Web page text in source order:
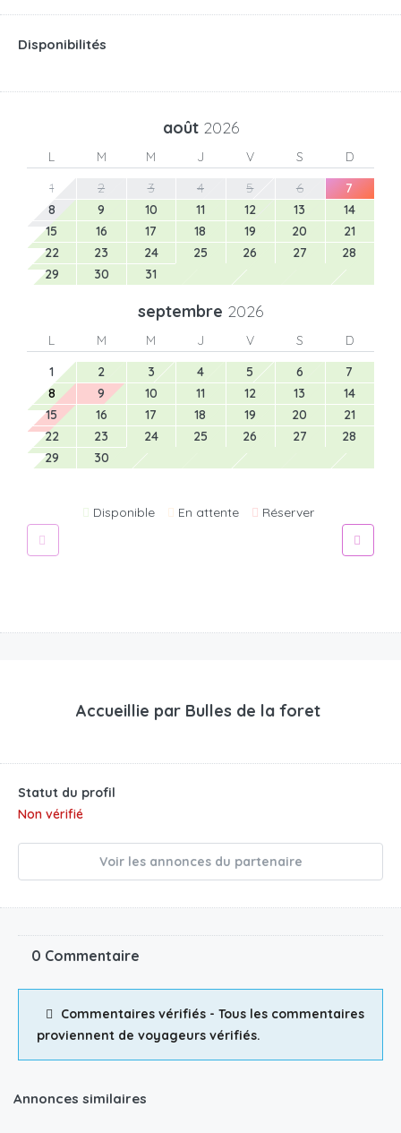
Disponibilités
août 2026
L M M J V S
D
1
2 3 4 5 6
7
8
9 10 11 12 13
14
15
16 17 18 19 20
21
22
23 24 25 26 27
28
29
30 31
septembre 2026
L M M J V S
D
1
2 3 4 5 6
7
8
9 10 11 12 13
14
15
16 17 18 19 20
21
22
23 24 25 26 27
28
29
30
Disponible En attente Réserver
Accueillie par Bulles de la foret
Statut du profil
Non vérifié
Voir les annonces du partenaire
0 Commentaire
Commentaires vérifiés - Tous les commentaires
proviennent de voyageurs vérifiés.
Annonces similaires